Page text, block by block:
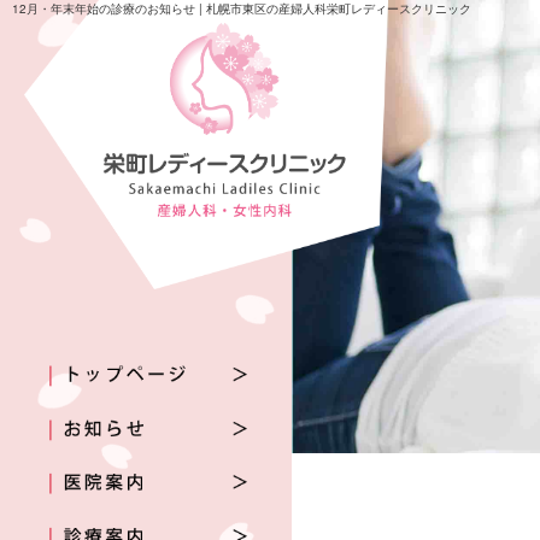
12月・年末年始の診療のお知らせ | 札幌市東区の産婦人科栄町レディースクリニック